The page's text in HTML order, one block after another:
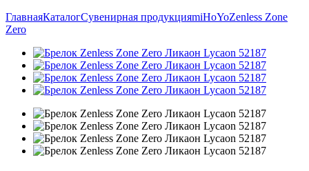
ГлавнаяКаталогСувенирная продукцияmiHoYoZenless Zone
Zero